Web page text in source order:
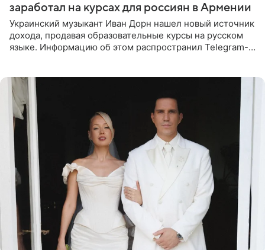
заработал на курсах для россиян в Армении
Украинский музыкант Иван Дорн нашел новый источник
дохода, продавая образовательные курсы на русском
языке. Информацию об этом распространил Telegram-